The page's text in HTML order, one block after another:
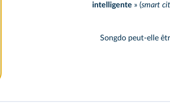
intelligente » (smart
Songdo peut-elle